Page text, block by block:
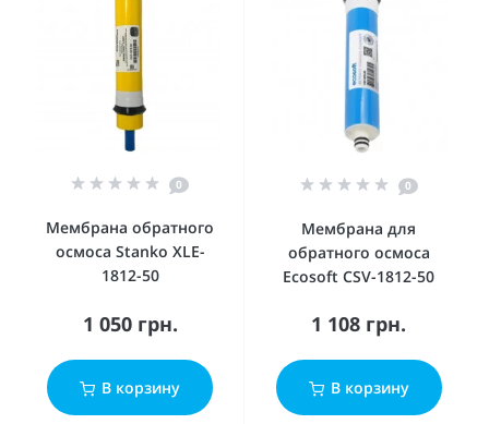
0
Мембрана обратного
осмоса Stanko XLE-
1812-50
1 050 грн.
В корзину
0
Мембрана для
обратного осмоса
Ecosoft CSV-1812-50
1 108 грн.
В корзину